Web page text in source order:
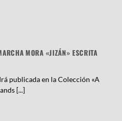
MORA «JIZÁN» ESCRITA
publicada en la Colección «A
[...]